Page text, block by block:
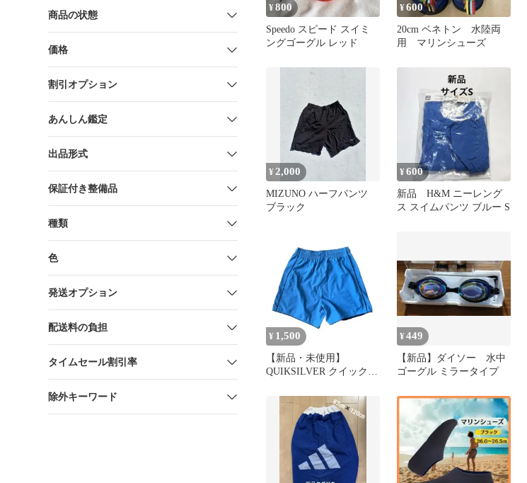
商品の状態
価格
割引オプション
あんしん鑑定
出品形式
保証付き整備品
種類
色
発送オプション
配送料の負担
タイムセール割引率
除外キーワード
¥800
Speedo スピード スイミ
ングゴーグル レッド
¥600
20cm ベネトン 水陸両
用 マリンシューズ
¥ 2,000
MIZUNO ハーフパンツ
ブラック
¥600
新品 H&M ニーレング
ス スイムパンツ ブルー S
¥ 1,500
【新品・未使用】
QUIKSILVER クイックシ
水着
¥449
【新品】ダイソー 水中
ゴーグル ミラータイプ